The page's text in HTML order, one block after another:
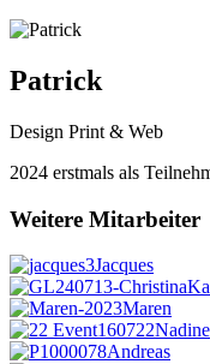
Patrick
Design Print & Web
2024 erstmals als
Weitere Mitarbeiter
Jacques
Maren
Nadine
Andreas